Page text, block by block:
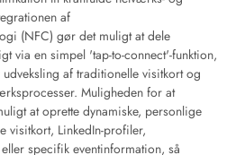
af
(NFC) gør det muligt at dele
via en simpel 'tap-to-connect'-funktion,
af traditionelle visitkort og
Muligheden for at
at oprette dynamiske, personlige
visitkort, LinkedIn-profiler,
specifik eventinformation, så